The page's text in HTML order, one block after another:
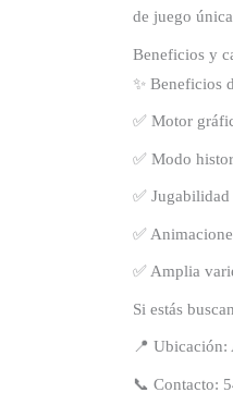
de juego
Beneficios y
✨ Beneficios
✅ Motor
✅ Modo
✅
✅
✅ Amplia
Si estás
📍 Ubicación:
📞 Contacto: